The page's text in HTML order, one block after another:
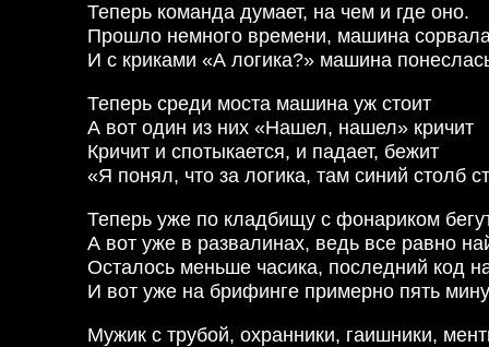
Теперь команда думает, на чем и где оно.
Прошло немного времени, машина
И с криками «А логика?» машина
Теперь среди моста машина уж стоит
А вот один из них «Нашел, нашел» кричит
Кричит и спотыкается, и падает, бежит
«Я понял, что за логика, там синий столб
Теперь уже по кладбищу с фонариком
А вот уже в развалинах, ведь все равно
Осталось меньше часика, последний код
И вот уже на брифинге примерно пять
Мужик с трубой, охранники, гаишники,